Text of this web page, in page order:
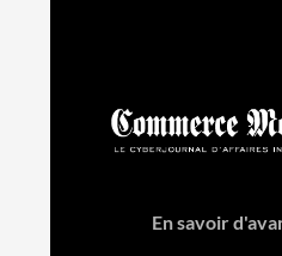
En savoir